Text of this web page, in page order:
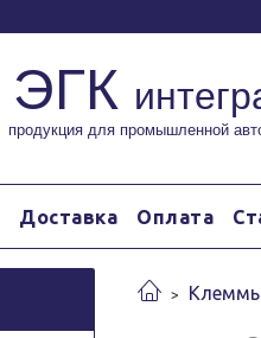
ЭГК
продукция для промышленной
Доставка Оплата
Клеммы